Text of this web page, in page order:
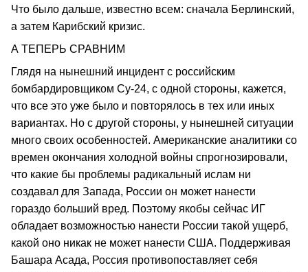
Что было дальше, известно всем: сначала Берлинский,
а затем Карибский кризис.
А ТЕПЕРЬ СРАВНИМ
Глядя на нынешний инцидент с российским
бомбардировщиком Су-24, с одной стороны, кажется,
что все это уже было и повторялось в тех или иных
вариантах. Но с другой стороны, у нынешней ситуации
много своих особенностей. Американские аналитики со
времен окончания холодной войны спрогнозировали,
что какие бы проблемы радикальный ислам ни
создавал для Запада, России он может нанести
гораздо больший вред. Поэтому якобы сейчас ИГ
обладает возможностью нанести России такой ущерб,
какой оно никак не может нанести США. Поддерживая
Башара Асада, Россия противопоставляет себя